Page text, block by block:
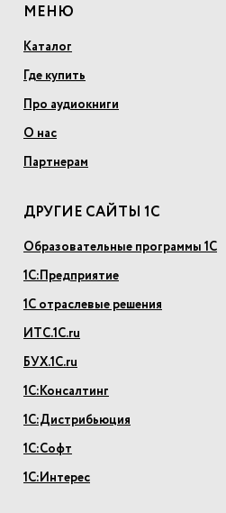
МЕНЮ
Каталог
Где купить
Про аудиокниги
О нас
Партнерам
ДРУГИЕ САЙТЫ 1С
Образовательные программы 1С
1С:Предприятие
1С отраслевые решения
ИТС.1С.ru
БУХ.1С.ru
1С:Консалтинг
1С:Дистрибьюция
1С:Софт
1С:Интерес